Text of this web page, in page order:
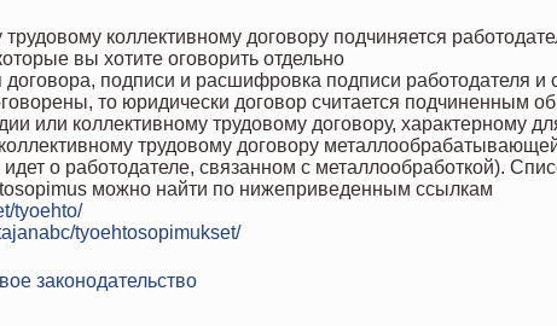
коллективному договору подчиняется
вы хотите оговорить отдельно
подписи и расшифровка подписи работодателя и
то юридически договор считается подчиненным
или коллективному трудовому договору, характерному
трудовому договору
о работодателе, связанном с металлообработкой).
можно найти по нижеприведенным ссылкам
tyoehto/
tyoehtosopimukset/
законодательство